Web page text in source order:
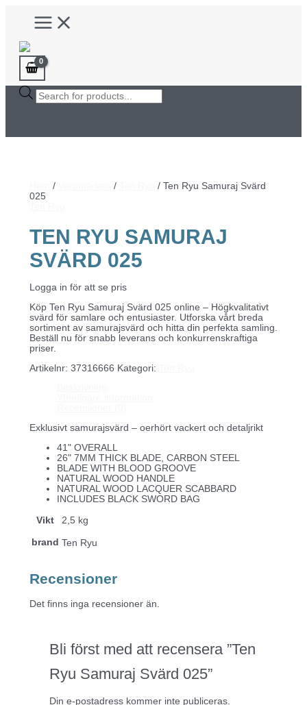
innehåll
Main
Menu
Products
search
/ /
/ Ten Ryu Samuraj Svärd
025
TEN RYU SAMURAJ
SVÄRD 025
Logga in för att se pris
Köp Ten Ryu Samuraj Svärd 025 online – Högkvalitativt
svärd för samlare och entusiaster. Utforska vårt breda
sortiment av samurajsvärd och hitta din perfekta samling.
Beställ nu för snabb leverans och konkurrenskraftiga
priser.
Artikelnr: 37316666 Kategori:
Exklusivt samurajsvärd – oerhört vackert och detaljrikt
41" OVERALL
26" 7MM THICK BLADE, CARBON STEEL
BLADE WITH BLOOD GROOVE
NATURAL WOOD HANDLE
NATURAL WOOD LACQUER SCABBARD
INCLUDES BLACK SWORD BAG
Vikt 2,5 kg
brand Ten Ryu
Recensioner
Det finns inga recensioner än.
Bli först med att recensera ”Ten
Ryu Samuraj Svärd 025”
Din e-postadress kommer inte publiceras.